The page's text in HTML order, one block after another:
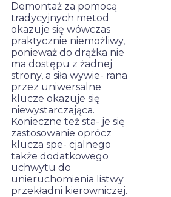
Demontaż za pomocą
tradycyjnych metod
okazuje się wówczas
praktycznie niemożliwy,
ponieważ do drążka nie
ma dostępu z żadnej
strony, a siła wywie- rana
przez uniwersalne
klucze okazuje się
niewystarczająca.
Konieczne też sta- je się
zastosowanie oprócz
klucza spe- cjalnego
także dodatkowego
uchwytu do
unieruchomienia listwy
przekładni kierowniczej.